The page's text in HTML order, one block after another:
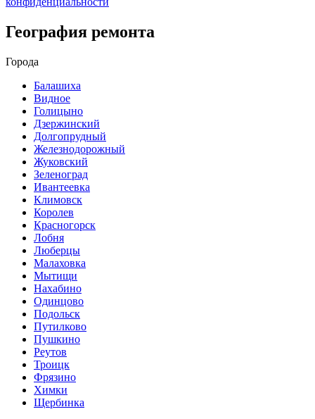
География ремонта
Города
Балашиха
Видное
Голицыно
Дзержинский
Долгопрудный
Железнодорожный
Жуковский
Зеленоград
Ивантеевка
Климовск
Королев
Красногорск
Лобня
Люберцы
Малаховка
Мытищи
Нахабино
Одинцово
Подольск
Путилково
Пушкино
Реутов
Троицк
Фрязино
Химки
Щербинка